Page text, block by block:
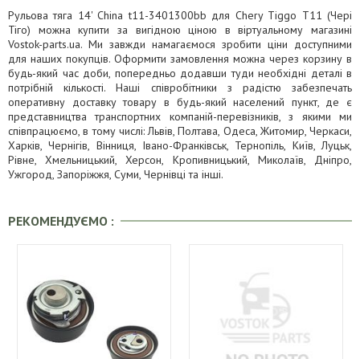
Рульова тяга 14' China t11-3401300bb для Chery Tiggo T11 (Чері
Тіго) можна купити за вигідною ціною в віртуальному магазині
Vostok-parts.ua. Ми завжди намагаємося зробити ціни доступними
для наших покупців. Оформити замовлення можна через корзину в
будь-який час доби, попередньо додавши туди необхідні деталі в
потрібній кількості. Наші співробітники з радістю забезпечать
оперативну доставку товару в будь-який населений пункт, де є
представництва транспортних компаній-перевізників, з якими ми
співпрацюємо, в тому числі: Львів, Полтава, Одеса, Житомир, Черкаси,
Харків, Чернігів, Вінниця, Івано-Франківськ, Тернопіль, Київ, Луцьк,
Рівне, Хмельницький, Херсон, Кропивницький, Миколаїв, Дніпро,
Ужгород, Запоріжжя, Суми, Чернівці та інші.
РЕКОМЕНДУЄМО :